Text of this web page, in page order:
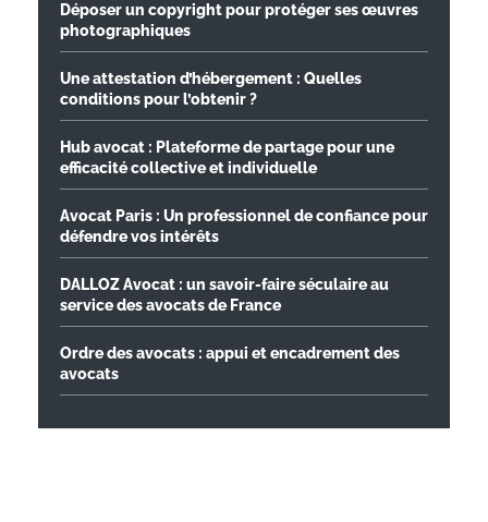
Déposer un copyright pour protéger ses œuvres
photographiques
Une attestation d’hébergement : Quelles
conditions pour l’obtenir ?
Hub avocat : Plateforme de partage pour une
efficacité collective et individuelle
Avocat Paris : Un professionnel de confiance pour
défendre vos intérêts
DALLOZ Avocat : un savoir-faire séculaire au
service des avocats de France
Ordre des avocats : appui et encadrement des
avocats